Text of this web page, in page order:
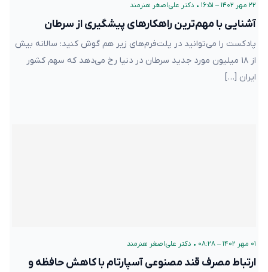
۲۲ مهر ۱۴۰۲ – ۱۶:۵۱ • دکتر علی‌اصغر هنرمند
آشنایی با مهم‌ترین راهکارهای پیشگیری از سرطان
پادکست را می‌توانید در پلت‌فرم‌های زیر هم گوش کنید: سالانه بیش
از ۱۸ میلیون مورد جدید سرطان در دنیا رخ می‌دهد که سهم کشور
ایران […]
۰۱ مهر ۱۴۰۲ – ۰۸:۲۸ • دکتر علی‌اصغر هنرمند
ارتباط مصرف قند مصنوعی آسپارتام با کاهش حافظه و